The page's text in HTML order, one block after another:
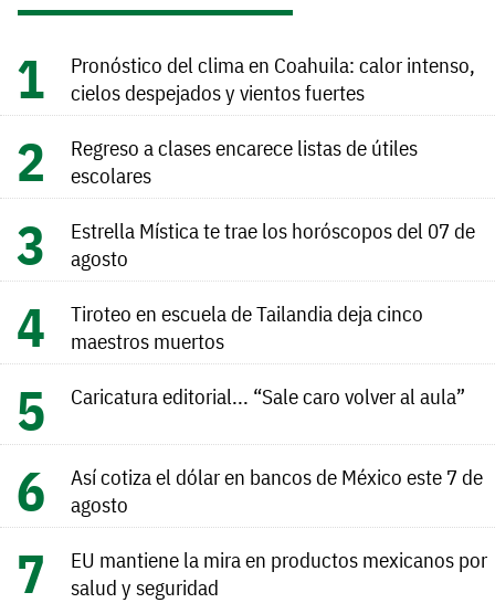
Pronóstico del clima en Coahuila: calor intenso,
cielos despejados y vientos fuertes
Regreso a clases encarece listas de útiles
escolares
Estrella Mística te trae los horóscopos del 07 de
agosto
Tiroteo en escuela de Tailandia deja cinco
maestros muertos
Caricatura editorial... “Sale caro volver al aula”
Así cotiza el dólar en bancos de México este 7 de
agosto
EU mantiene la mira en productos mexicanos por
salud y seguridad